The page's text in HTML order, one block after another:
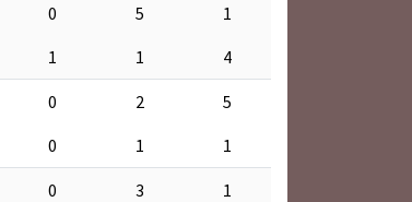
0 5
1
1 1 4
0 2
5
0 1 1
0 3
1